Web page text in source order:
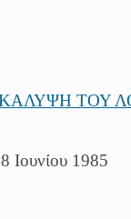
ΤΟΥ
Ιουνίου 1985